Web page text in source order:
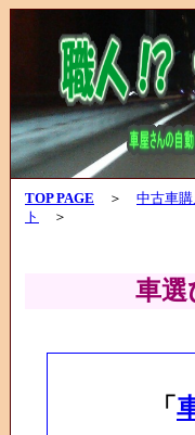
TOP PAGE ＞ 中古車
ト
＞
車選
「